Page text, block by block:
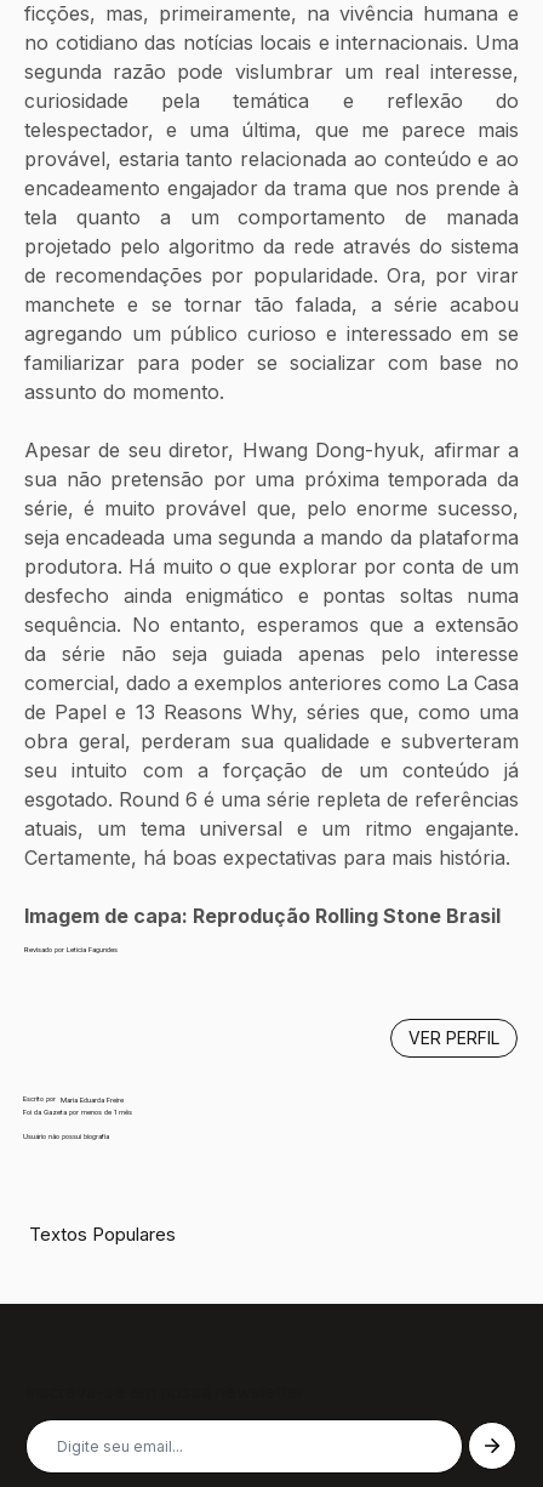
ficções, mas, primeiramente, na vivência humana e
no cotidiano das notícias locais e internacionais. Uma
segunda razão pode vislumbrar um real interesse,
curiosidade pela temática e reflexão do
telespectador, e uma última, que me parece mais
provável, estaria tanto relacionada ao conteúdo e ao
encadeamento engajador da trama que nos prende à
tela quanto a um comportamento de manada
projetado pelo algoritmo da rede através do sistema
de recomendações por popularidade. Ora, por virar
manchete e se tornar tão falada, a série acabou
agregando um público curioso e interessado em se
familiarizar para poder se socializar com base no
assunto do momento.
Apesar de seu diretor, Hwang Dong-hyuk, afirmar a
sua não pretensão por uma próxima temporada da
série, é muito provável que, pelo enorme sucesso,
seja encadeada uma segunda a mando da plataforma
produtora. Há muito o que explorar por conta de um
desfecho ainda enigmático e pontas soltas numa
sequência. No entanto, esperamos que a extensão
da série não seja guiada apenas pelo interesse
comercial, dado a exemplos anteriores como La Casa
de Papel e 13 Reasons Why, séries que, como uma
obra geral, perderam sua qualidade e subverteram
seu intuito com a forçação de um conteúdo já
esgotado. Round 6 é uma série repleta de referências
atuais, um tema universal e um ritmo engajante.
Certamente, há boas expectativas para mais história.
Imagem de capa: Reprodução Rolling Stone Brasil
Revisado por Letícia Fagundes
Escrito por
Maria Eduarda Freire
Foi da Gazeta por menos de 1 mês
Usuário não possui biografia
VER PERFIL
Textos Populares